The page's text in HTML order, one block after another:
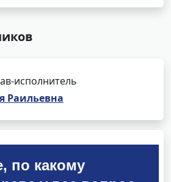
исполнитель
Раильевна